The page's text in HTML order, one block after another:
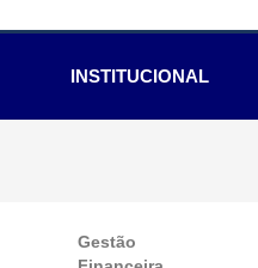
INSTITUCIONAL
Gestão